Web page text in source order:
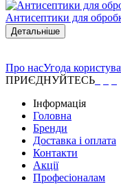
Антисептики для
Детальніше
Про насУгода
ПРИЄДНУЙТЕСЬ
Інформація
Головна
Бренди
Доставка і оплата
Контакти
Акції
Професіоналам